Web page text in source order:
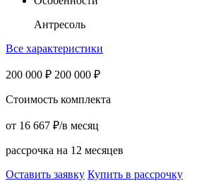
Антресоль
Все характеристики
200 000 ₽ 200 000 ₽
Стоимость комплекта
от 16 667 ₽/в месяц
рассрочка на 12 месяцев
Оставить заявку Купить в рассрочку